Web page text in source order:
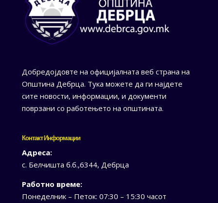
Добредојдовте на официјалната веб страна на
Општина Дебрца. Тука можете да ги најдете
сите новости, информации, и документи
поврзани со работењето на општината.
Контакт Информации
Адреса:
с. Белчишта б.б.,6344, Дебрца
Работно време:
Понеделник – Петок: 07:30 – 15:30 часот